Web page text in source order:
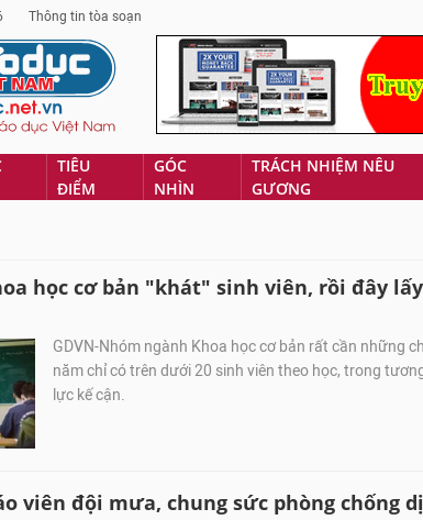
Thông tin tòa soạn
TIÊU
ĐIỂM
GÓC
NHÌN
TRÁCH NHIỆM NÊU
GƯƠNG
học cơ bản "khát" sinh viên, rồi đây
GDVN-Nhóm ngành Khoa học cơ bản rất cần những
năm chỉ có trên dưới 20 sinh viên theo học, trong
lực kế cận.
viên đội mưa, chung sức phòng chống